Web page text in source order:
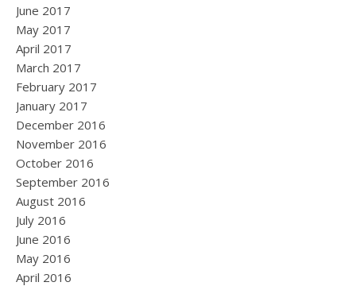
June 2017
May 2017
April 2017
March 2017
February 2017
January 2017
December 2016
November 2016
October 2016
September 2016
August 2016
July 2016
June 2016
May 2016
April 2016